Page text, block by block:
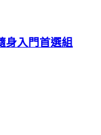
身入門首選組